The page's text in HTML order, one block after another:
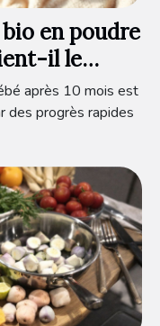
en poudre
il le
10 mois
après 10 mois est
des progrès rapides